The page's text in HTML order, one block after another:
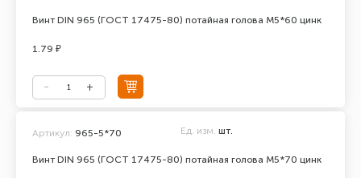
Винт DIN 965 (ГОСТ 17475-80) потайная голова М5*60 цинк
1.79 ₽
Винт DIN 965 (ГОСТ 17475-80) потайная голова М5*70 цинк
Артикул: 965-5*70 Ед. изм. шт.